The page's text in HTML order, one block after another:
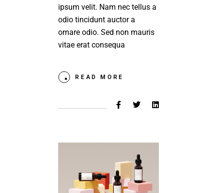
ipsum velit. Nam nec tellus a
odio tincidunt auctor a
ornare odio. Sed non mauris
vitae erat consequa
READ MORE